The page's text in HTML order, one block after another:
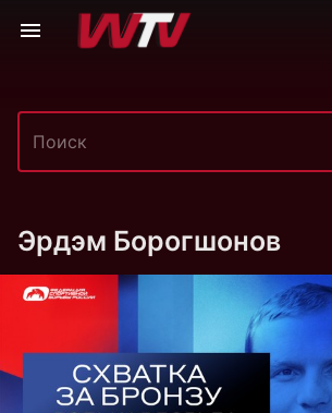
Эрдэм Борогшонов